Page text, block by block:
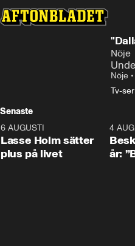
Nöje
Nöje •
Tv-
Senaste
1:04
6 AUGUSTI
Lasse Holm sätter
plus på livet
4
år: